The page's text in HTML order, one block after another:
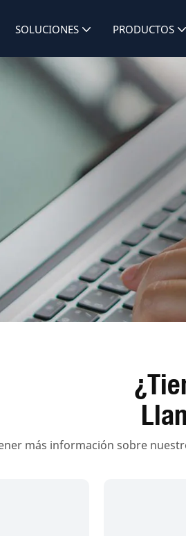
SOLUCIONES PRODUCTOS
más información sobre